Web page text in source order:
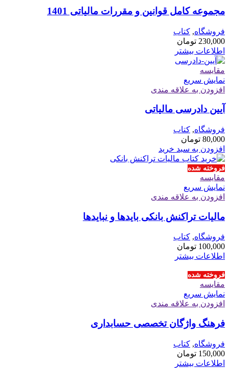
مجموعه کامل قوانین و مقررات مالیاتی 1401
فروشگاه, کتاب
230,000 تومان
اطلاعات بیشتر
مقايسه
نمایش سریع
افزودن به علاقه مندی
آیین دادرسی مالیاتی
فروشگاه, کتاب
80,000 تومان
افزودن به سبد خرید
فروخته شده
مقايسه
نمایش سریع
افزودن به علاقه مندی
مالیات تراکنش بانکی بایدها و نبایدها
فروشگاه, کتاب
100,000 تومان
اطلاعات بیشتر
فروخته شده
مقايسه
نمایش سریع
افزودن به علاقه مندی
فرهنگ واژگان تخصصی حسابداری
فروشگاه, کتاب
150,000 تومان
اطلاعات بیشتر